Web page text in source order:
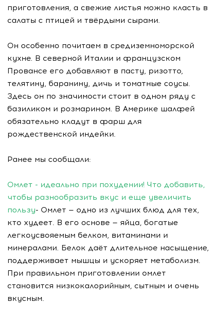
приготовления, а свежие листья можно класть в
салаты с птицей и твёрдыми сырами.
Он особенно почитаем в средиземноморской
кухне. В северной Италии и французском
Провансе его добавляют в пасту, ризотто,
телятину, баранину, дичь и томатные соусы.
Здесь он по значимости стоит в одном ряду с
базиликом и розмарином. В Америке шалфей
обязательно кладут в фарш для
рождественской индейки.
Ранее мы сообщали:
Омлет - идеально при похудении! Что добавить,
чтобы разнообразить вкус и еще увеличить
пользу- Омлет — одно из лучших блюд для тех,
кто худеет. В его основе — яйца, богатые
легкоусвояемым белком, витаминами и
минералами. Белок даёт длительное насыщение,
поддерживает мышцы и ускоряет метаболизм.
При правильном приготовлении омлет
становится низкокалорийным, сытным и очень
вкусным.